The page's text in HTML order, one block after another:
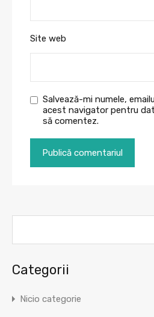
Site web
Salvează-mi numele,
acest navigator pentru
să comentez.
Categorii
Nicio categorie